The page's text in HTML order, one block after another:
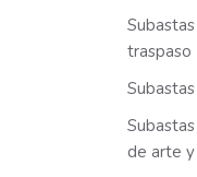
traspaso
de arte